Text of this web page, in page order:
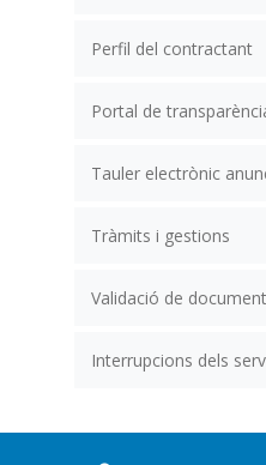
Perfil del contractant
Portal de
Tauler electrònic
Tràmits i gestions
Validació de
Interrupcions dels